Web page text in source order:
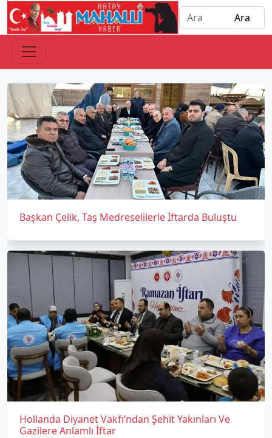
Başkan Çelik, Taş Medreselilerle İftarda Buluştu
Hollanda Diyanet Vakfı’ndan Şehit Yakınları Ve
Gazilere Anlamlı İftar